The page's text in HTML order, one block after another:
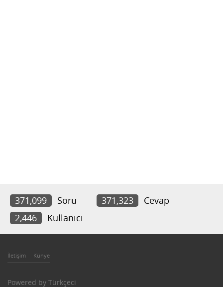
371,099 Soru 371,323
Cevap
2,446
Kullanıcı
İletişim Künye
Powered by Türkçeci